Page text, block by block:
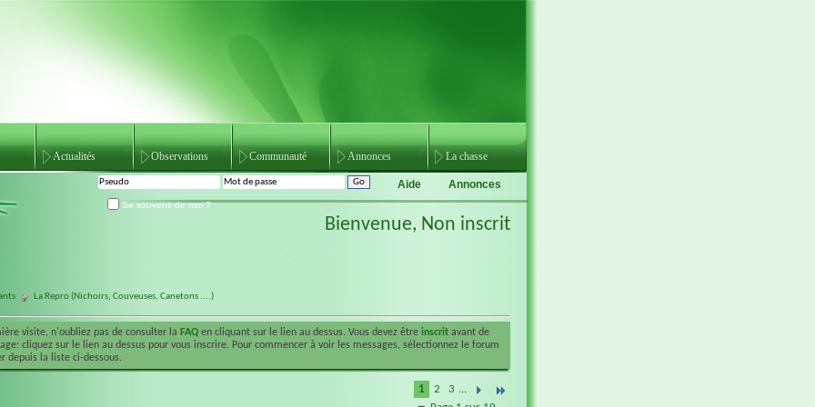
Actualités Observations Communauté Annonces La chasse
Annonces
Aide
Se souvenir de moi ?
Bienvenue, Non inscrit
La Repro (Nichoirs, Couveuses, Canetons ....)
visite, n'oubliez pas de consulter la FAQ en cliquant sur le lien au dessus. Vous devez être inscrit avant de
cliquez sur le lien au dessus pour vous inscrire. Pour commencer à voir les messages, sélectionnez le forum
depuis la liste ci-dessous.
1 2 3 ...